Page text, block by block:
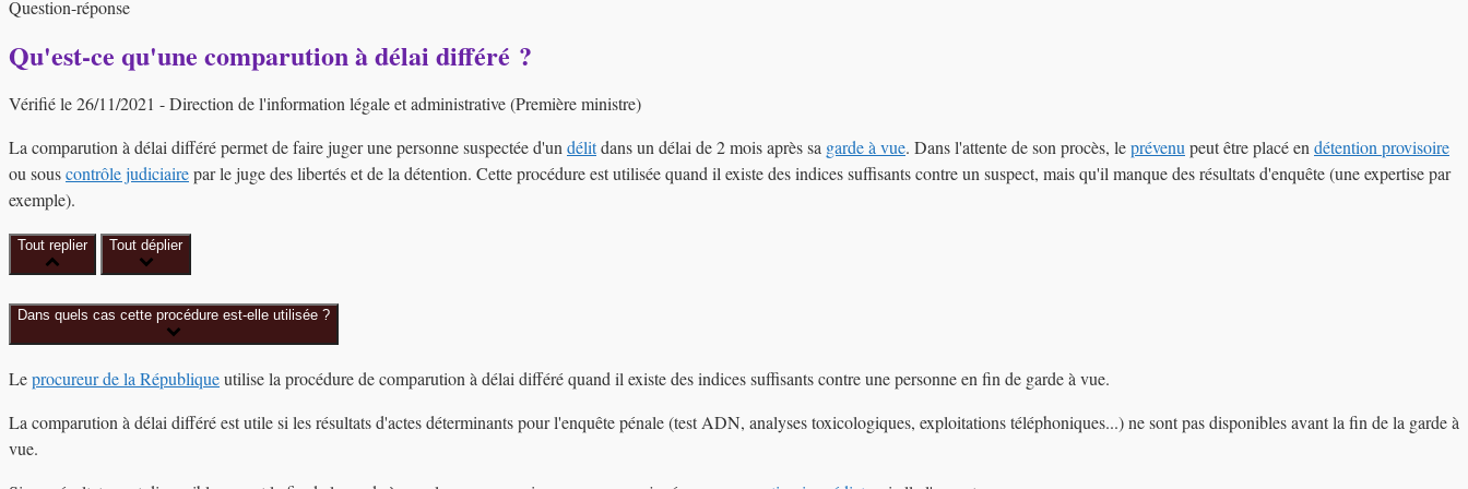
Question-réponse
Qu'est-ce qu'une comparution à délai différé ?
Vérifié le 26/11/2021 - Direction de l'information légale et administrative (Première ministre)
La comparution à délai différé permet de faire juger une personne suspectée d'un délitdans un délai de 2 mois après sa garde à vue. Dans l'attente de son procès, leprévenu peut être placé en détention provisoire
ou souscontrôle judiciairepar le juge des libertés et de la détention. Cette procédure est utilisée quand il existe des indices suffisants contre un suspect, mais qu'il manque des résultats d'enquête (une expertise par
exemple).
Tout replier Tout déplier
Dans quels cas cette procédure est-elle utilisée ?
Leprocureur de la Républiqueutilise la procédure de comparution à délai différé quand il existe des indices suffisants contre une personne en fin de garde à vue.
La comparution à délai différé est utile si les résultats d'actes déterminants pour l'enquête pénale (test ADN, analyses toxicologiques, exploitations téléphoniques...) ne sont pas disponibles avant la fin de la garde à
vue.